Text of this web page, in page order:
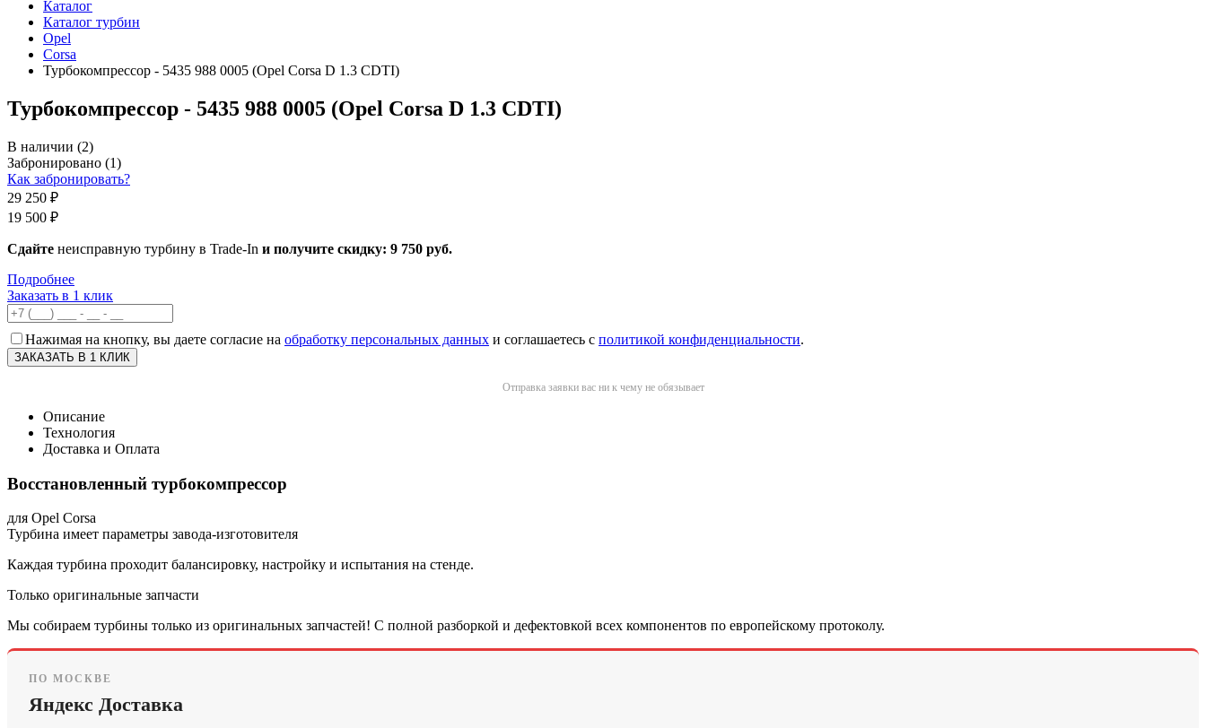
Каталог
Каталог турбин
Opel
Corsa
Турбокомпрессор - 5435 988 0005 (Opel Corsa D 1.3 CDTI)
Турбокомпрессор - 5435 988 0005 (Opel Corsa D 1.3 CDTI)
В наличии (2)
Забронировано (1)
Как забронировать?
29 250 ₽
19 500 ₽
Сдайте неисправную турбину в Trade-In и получите скидку: 9 750 руб.
Подробнее
Заказать в 1 клик
Нажимая на кнопку, вы даете согласие на обработку персональных данных и соглашаетесь с политикой конфиденциальности.
Отправка заявки вас ни к чему не обязывает
Описание
Технология
Доставка и Оплата
Восстановленный турбокомпрессор
для Opel Corsa
Турбина имеет параметры завода-изготовителя
Каждая турбина проходит балансировку, настройку и испытания на стенде.
Только оригинальные запчасти
Мы собираем турбины только из оригинальных запчастей! С полной разборкой и дефектовкой всех компонентов по европейскому протоколу.
ПО МОСКВЕ
Яндекс Доставка